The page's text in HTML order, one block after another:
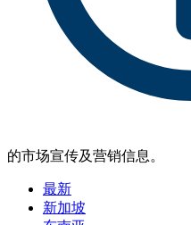
的市场宣传及营销信息。
最新
新加坡